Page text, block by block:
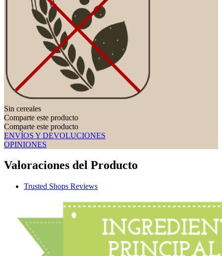
Sin cereales
Comparte este producto
Comparte este producto
ENVÍOS Y DEVOLUCIONES
OPINIONES
Valoraciones del Producto
Trusted Shops Reviews